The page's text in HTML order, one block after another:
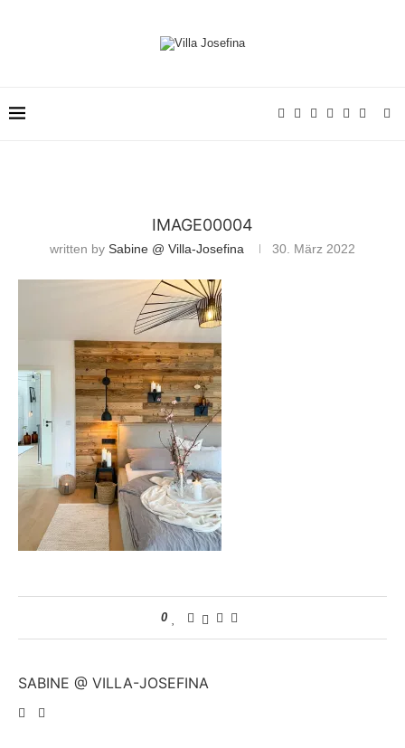
IMAGE00004
written by Sabine @ Villa-Josefina 30. März 2022
0
SABINE @ VILLA-JOSEFINA